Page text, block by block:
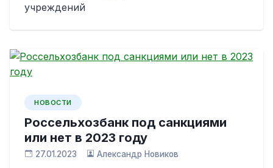
учреждений
НОВОСТИ
Россельхозбанк под санкциями
или нет в 2023 году
27.01.2023 Александр Новиков